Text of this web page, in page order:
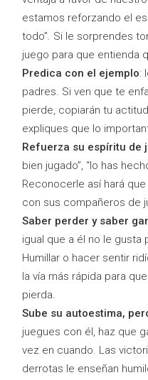
estamos reforzando el
todo”. Si le sorprendes
juego para que entienda
Predica con el ejemplo:
padres. Si ven que te
pierde, copiarán tu
expliques que lo
Refuerza su espíritu de
bien jugado”, “lo has
Reconocerle así hará
con sus compañeros de
Saber perder y saber
igual que a él no le
Humillar o hacer sentir
la vía más rápida para
pierda.
Sube su autoestima,
juegues con él, haz que
vez en cuando. Las
derrotas le enseñan